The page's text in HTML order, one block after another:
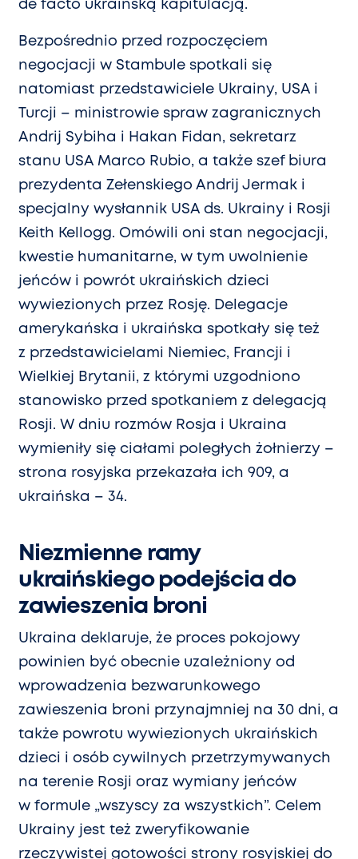
de facto ukraińską kapitulacją.
Bezpośrednio przed rozpoczęciem
negocjacji w Stambule spotkali się
natomiast przedstawiciele Ukrainy, USA i
Turcji – ministrowie spraw zagranicznych
Andrij Sybiha i Hakan Fidan, sekretarz
stanu USA Marco Rubio, a także szef biura
prezydenta Zełenskiego Andrij Jermak i
specjalny wysłannik USA ds. Ukrainy i Rosji
Keith Kellogg. Omówili oni stan negocjacji,
kwestie humanitarne, w tym uwolnienie
jeńców i powrót ukraińskich dzieci
wywiezionych przez Rosję. Delegacje
amerykańska i ukraińska spotkały się też
z przedstawicielami Niemiec, Francji i
Wielkiej Brytanii, z którymi uzgodniono
stanowisko przed spotkaniem z delegacją
Rosji. W dniu rozmów Rosja i Ukraina
wymieniły się ciałami poległych żołnierzy –
strona rosyjska przekazała ich 909, a
ukraińska – 34.
Niezmienne ramy
ukraińskiego podejścia do
zawieszenia broni
Ukraina deklaruje, że proces pokojowy
powinien być obecnie uzależniony od
wprowadzenia bezwarunkowego
zawieszenia broni przynajmniej na 30 dni, a
także powrotu wywiezionych ukraińskich
dzieci i osób cywilnych przetrzymywanych
na terenie Rosji oraz wymiany jeńców
w formule „wszyscy za wszystkich”. Celem
Ukrainy jest też zweryfikowanie
rzeczywistej gotowości strony rosyjskiej do